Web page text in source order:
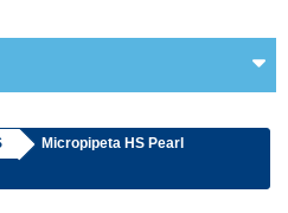
Micropipeta HS Pearl